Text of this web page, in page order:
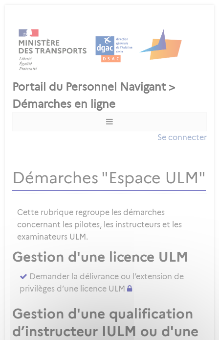
Se connecter
Démarches "Espace ULM"
Cette rubrique regroupe les démarches
concernant les pilotes, les instructeurs et les
examinateurs ULM.
Gestion d'une licence ULM
Demander la délivrance ou l’extension de
privilèges d’une licence ULM
Gestion d'une qualification
d’instructeur IULM ou d'une